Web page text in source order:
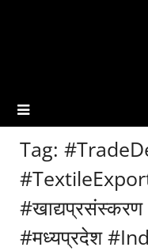
Tag:
#मध्यप्रदेश